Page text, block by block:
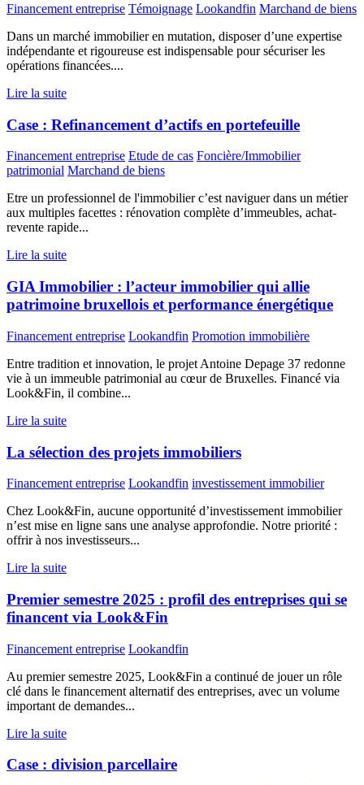
Financement entreprise Témoignage Lookandfin Marchand de biens
Dans un marché immobilier en mutation, disposer d’une expertise
indépendante et rigoureuse est indispensable pour sécuriser les
opérations financées....
Lire la suite
Case : Refinancement d’actifs en portefeuille
Financement entreprise Etude de cas Foncière/Immobilier
patrimonial Marchand de biens
Etre un professionnel de l'immobilier c’est naviguer dans un métier
aux multiples facettes : rénovation complète d’immeubles, achat-
revente rapide...
Lire la suite
GIA Immobilier : l’acteur immobilier qui allie
patrimoine bruxellois et performance énergétique
Financement entreprise Lookandfin Promotion immobilière
Entre tradition et innovation, le projet Antoine Depage 37 redonne
vie à un immeuble patrimonial au cœur de Bruxelles. Financé via
Look&Fin, il combine...
Lire la suite
La sélection des projets immobiliers
Financement entreprise Lookandfin investissement immobilier
Chez Look&Fin, aucune opportunité d’investissement immobilier
n’est mise en ligne sans une analyse approfondie. Notre priorité :
offrir à nos investisseurs...
Lire la suite
Premier semestre 2025 : profil des entreprises qui se
financent via Look&Fin
Financement entreprise Lookandfin
Au premier semestre 2025, Look&Fin a continué de jouer un rôle
clé dans le financement alternatif des entreprises, avec un volume
important de demandes...
Lire la suite
Case : division parcellaire